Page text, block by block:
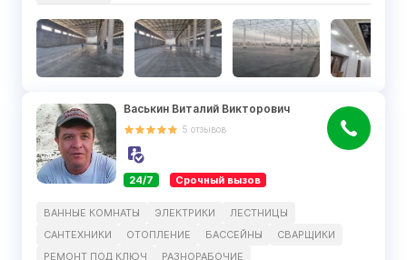
Васькин Виталий Викторович
5 отзывов
24/7 Срочный вызов
ВАННЫЕ КОМНАТЫ ЭЛЕКТРИКИ
ЛЕСТНИЦЫ
САНТЕХНИКИ
ОТОПЛЕНИЕ БАССЕЙНЫ
СВАРЩИКИ
РЕМОНТ ПОД КЛЮЧ
РАЗНОРАБОЧИЕ